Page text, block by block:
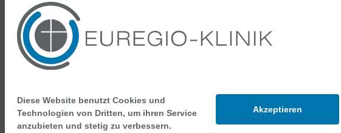
Diese Website benutzt Cookies und
Technologien von Dritten, um ihren Service
anzubieten und stetig zu verbessern.
Akzeptieren